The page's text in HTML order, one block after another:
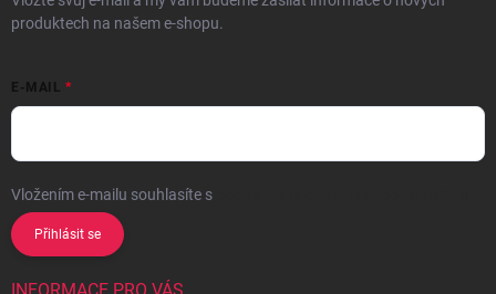
produktech na našem e-shopu.
E-MAIL
Vložením e-mailu souhlasíte s
Přihlásit se